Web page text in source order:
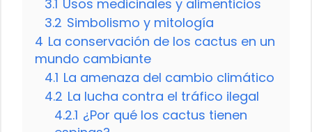
3.1 Usos medicinales y alimenticios
3.2 Simbolismo y mitología
4 La conservación de los cactus en un
mundo cambiante
4.1 La amenaza del cambio climático
4.2 La lucha contra el tráfico ilegal
4.2.1 ¿Por qué los cactus tienen